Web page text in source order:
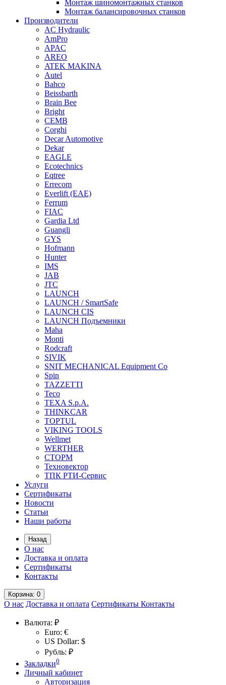
Монтаж шиномонтажных станков
Монтаж балансировочных станков
Производители
AC Hydraulic
AmPro
APAC
AREO
ATEK MAKINA
Autel
Bahco
Beissbarth
Brain Bee
Bright
CEMB
Corghi
Decar Automotive
Dekar
EAGLE
Ecotechnics
Eqtree
Errecom
Everlift (EAE)
Ferrum
FIAC
Gardia Ltd
Guangli
GYS
Hofmann
Hunter
IMS
JAB
JTC
LAUNCH
LAUNCH / SmartSafe
LAUNCH CIS
LAUNCH Подъемники
Maha
Monti
Rodcraft
SIVIK
SNIT MECHANICAL Equipment Co
Spin
TAZZETTI
Teco
TEXA S.p.A.
THINKCAR
TOPTUL
VIKING TOOLS
Wellmet
WERTHER
СТОРМ
Техновектор
ТПК РТИ-Сервис
Услуги
Сертификаты
Новости
Статьи
Наши работы
Назад
О нас
Доставка и оплата
Сертификаты
Контакты
Корзина: 0
О нас Доставка и оплата Сертификаты Контакты
Валюта: ₽
Euro: €
US Dollar: $
Рубль: ₽
Закладки0
Личный кабинет
Авторизация